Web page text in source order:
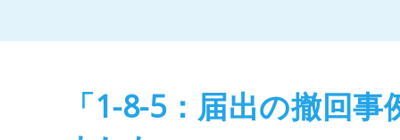
「1-8-5：届出の撤回